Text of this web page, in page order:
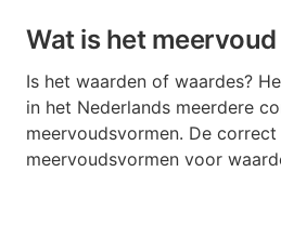
Wat is het
Is het waarden of waardes?
in het Nederlands meerdere
meervoudsvormen. De
meervoudsvormen voor